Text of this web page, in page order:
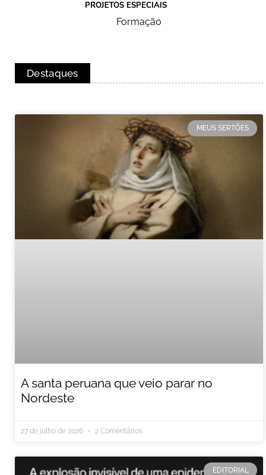
Formação
Destaques
MEUS SERTÕES
A santa peruana que veio parar no
Nordeste
27 de julho de 2026 2 Comentários
EDITORIAL